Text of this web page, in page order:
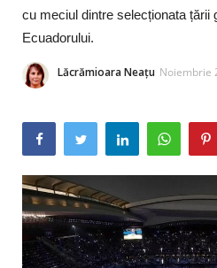
Politică
Socio-Economic
Artă & Cultură
Sănătate
Turism
cu meciul dintre selecționata țării
Ecuadorului.
Lăcrămioara Neațu Noiembrie